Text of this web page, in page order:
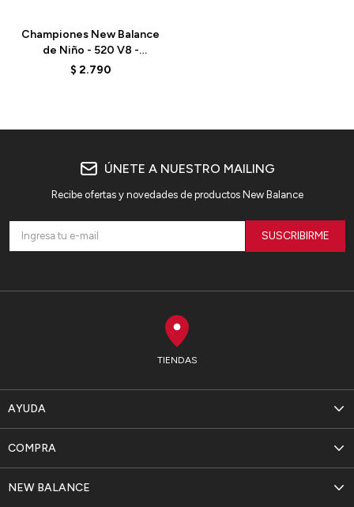
Championes New Balance
de Niño - 520 V8 -
PA520RS8 - MID CENTURY
$ 2.790
TIENDAS
AYUDA
NEW BALANCE
COMPRA
ÚNETE A NUESTRO MAILING
Recibe ofertas y novedades de productos New Balance
SUSCRIBIRME